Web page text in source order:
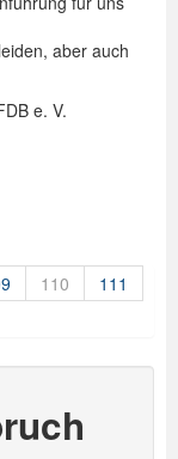
aber auch
e. V.
110
111